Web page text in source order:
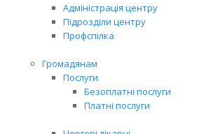
Адміністрація центру
Підрозділи центру
Профспілка
Громадянам
Послуги
Безоплатні послуги
Платні послуги